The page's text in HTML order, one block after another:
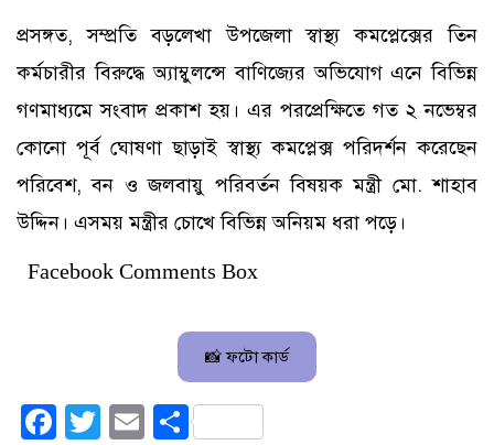
প্রসঙ্গত, সম্প্রতি বড়লেখা উপজেলা স্বাস্থ্য কমপ্লেক্সের তিন
কর্মচারীর বিরুদ্ধে অ্যাম্বুলন্সে বাণিজ্যের অভিযোগ এনে বিভিন্ন
গণমাধ্যমে সংবাদ প্রকাশ হয়। এর পরপ্রেক্ষিতে গত ২ নভেম্বর
কোনো পূর্ব ঘোষণা ছাড়াই স্বাস্থ্য কমপ্লেক্স পরিদর্শন করেছেন
পরিবেশ, বন ও জলবায়ু পরিবর্তন বিষয়ক মন্ত্রী মো. শাহাব
উদ্দিন। এসময় মন্ত্রীর চোখে বিভিন্ন অনিয়ম ধরা পড়ে।
Facebook Comments Box
📸 ফটো কার্ড
Facebook
Twitter
EmailShare